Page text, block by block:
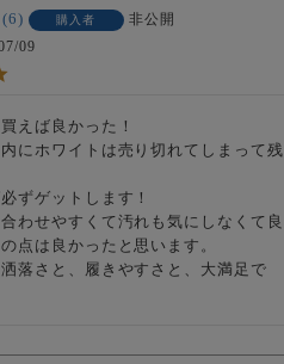
6 購入者
非公開
09
えば良かった！
にホワイトは売り切れてしまって残
ずゲットします！
わせやすくて汚れも気にしなくて良
点は良かったと思います。
落さと、履きやすさと、大満足で